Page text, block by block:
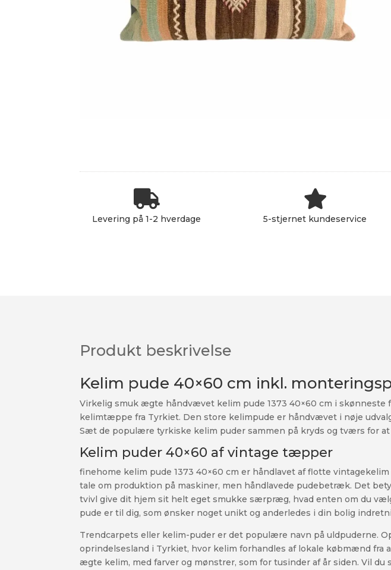

Levering på 1-2 hverdage

5-stjernet kundeservice
Produkt beskrivelse
Kelim pude 40×60 cm inkl.
Virkelig smuk ægte håndvævet kelim pude 1373 40×60 cm i
kelimtæppe fra Tyrkiet. Den store kelimpude er håndvævet i nøje
Sæt de populære tyrkiske kelim puder sammen på kryds og tværs for
Kelim puder 40×60 af vintage tæpper
finehome kelim pude 1373 40×60 cm er håndlavet af flotte
tale om produktion på maskiner, men håndlavede pudebetræk. Det
tvivl give dit hjem sit helt eget smukke særpræg, hvad enten om du
pude er til dig, som ønsker noget unikt og anderledes i din bolig
Trendcarpets eller kelim-puder er det populære navn på uldpuderne.
oprindelsesland i Tyrkiet, hvor kelim forhandles af lokale købmænd fra
ægte kelim, med farver og mønstrer, som for tusinder af år siden. Vil